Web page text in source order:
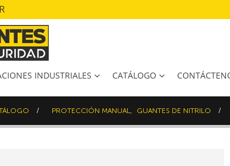
INDUSTRIALES CATÁLOGO
PROTECCIÓN MANUAL, GUANTES DE NITRILO